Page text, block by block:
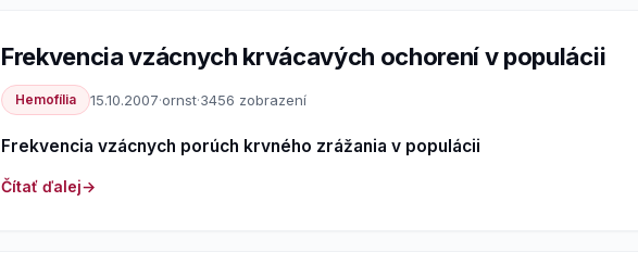
Frekvencia vzácnych krvácavých ochorení v populácii
Hemofília 15.10.2007·ornst·3456 zobrazení
Frekvencia vzácnych porúch krvného zrážania v populácii
Čítať ďalej